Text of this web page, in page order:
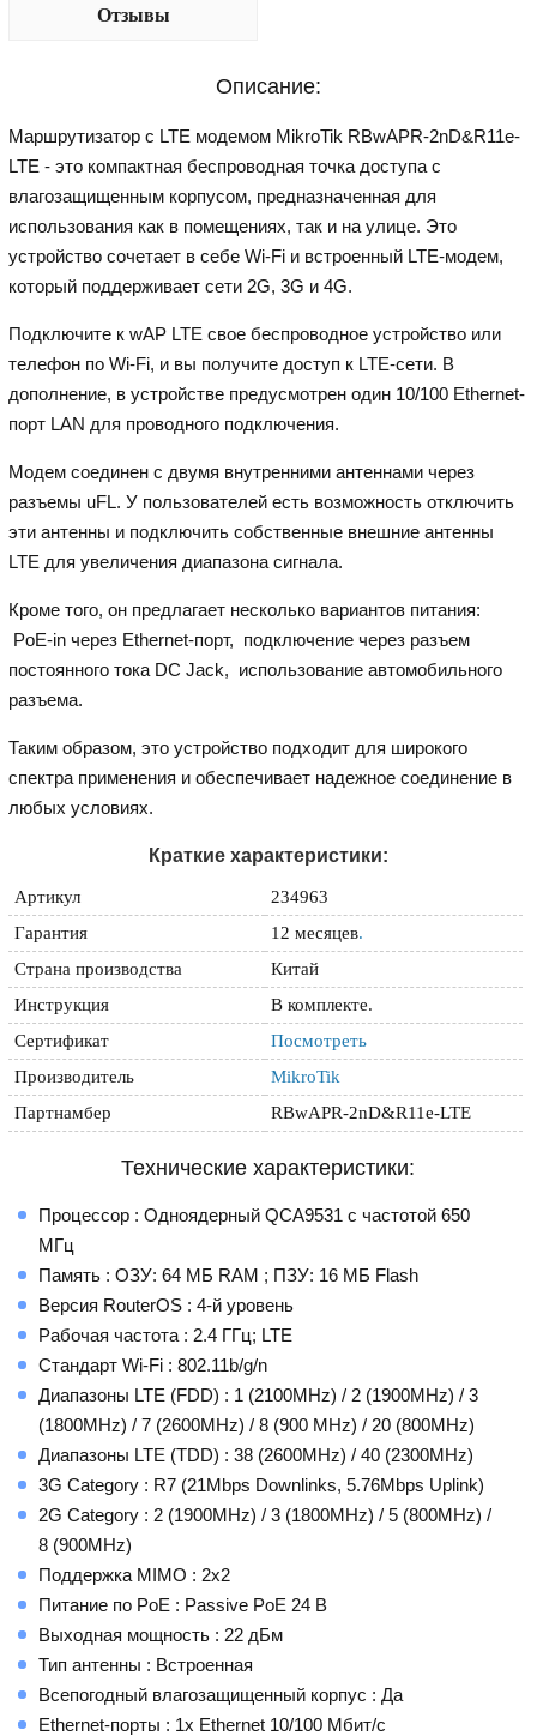
Отзывы
Описание:
Маршрутизатор с LTE модемом MikroTik RBwAPR-2nD&R11e-
LTE - это компактная беспроводная точка доступа с
влагозащищенным корпусом, предназначенная для
использования как в помещениях, так и на улице. Это
устройство сочетает в себе Wi-Fi и встроенный LTE-модем,
который поддерживает сети 2G, 3G и 4G.
Подключите к wAP LTE свое беспроводное устройство или
телефон по Wi-Fi, и вы получите доступ к LTE-сети. В
дополнение, в устройстве предусмотрен один 10/100 Ethernet-
порт LAN для проводного подключения.
Модем соединен с двумя внутренними антеннами через
разъемы uFL. У пользователей есть возможность отключить
эти антенны и подключить собственные внешние антенны
LTE для увеличения диапазона сигнала.
Кроме того, он предлагает несколько вариантов питания:
PoE-in через Ethernet-порт, подключение через разъем
постоянного тока DC Jack, использование автомобильного
разъема.
Таким образом, это устройство подходит для широкого
спектра применения и обеспечивает надежное соединение в
любых условиях.
Краткие характеристики:
Артикул
234963
Гарантия
12 месяцев.
Страна производства
Китай
Инструкция
В комплекте.
Сертификат
Посмотреть
Производитель
MikroTik
Партнамбер
RBwAPR-2nD&R11e-LTE
Технические характеристики:
Процессор : Одноядерный QCA9531 с частотой 650
МГц
Память : ОЗУ: 64 МБ RAM ; ПЗУ: 16 МБ Flash
Версия RouterOS : 4-й уровень
Рабочая частота : 2.4 ГГц; LTE
Стандарт Wi-Fi : 802.11b/g/n
Диапазоны LTE (FDD) : 1 (2100MHz) / 2 (1900MHz) / 3
(1800MHz) / 7 (2600MHz) / 8 (900 MHz) / 20 (800MHz)
Диапазоны LTE (TDD) : 38 (2600MHz) / 40 (2300MHz)
3G Category : R7 (21Mbps Downlinks, 5.76Mbps Uplink)
2G Category : 2 (1900MHz) / 3 (1800MHz) / 5 (800MHz) /
8 (900MHz)
Поддержка MIMO : 2x2
Питание по PoE : Passive PoE 24 В
Выходная мощность : 22 дБм
Тип антенны : Встроенная
Всепогодный влагозащищенный корпус : Да
Ethernet-порты : 1х Ethernet 10/100 Мбит/с